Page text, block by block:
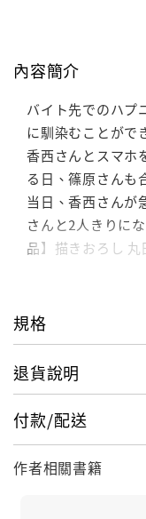
內容簡介
バイト先でのハプ
に馴染むことがで
香西さんとスマホ
る日、篠原さんも
当日、香西さんが
さんと2人きりに
品】描きおろし
規格
退貨說明
付款/配送
作者相關書籍